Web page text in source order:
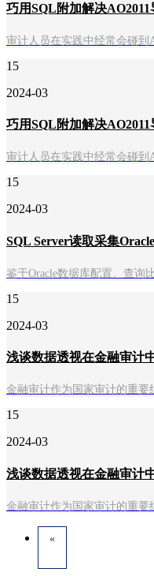
巧用SQL附加解决
审计人员在实践中经常会碰到
15
2024-03
巧用SQL附加解决
审计人员在实践中经常会碰到
15
2024-03
SQL Server读取采集
鉴于Oracle数据库配置、查询
15
2024-03
浅谈数据透视在金融审计
金融审计作为国家审计的重要
15
2024-03
浅谈数据透视在金融审计
金融审计作为国家审计的重要
«